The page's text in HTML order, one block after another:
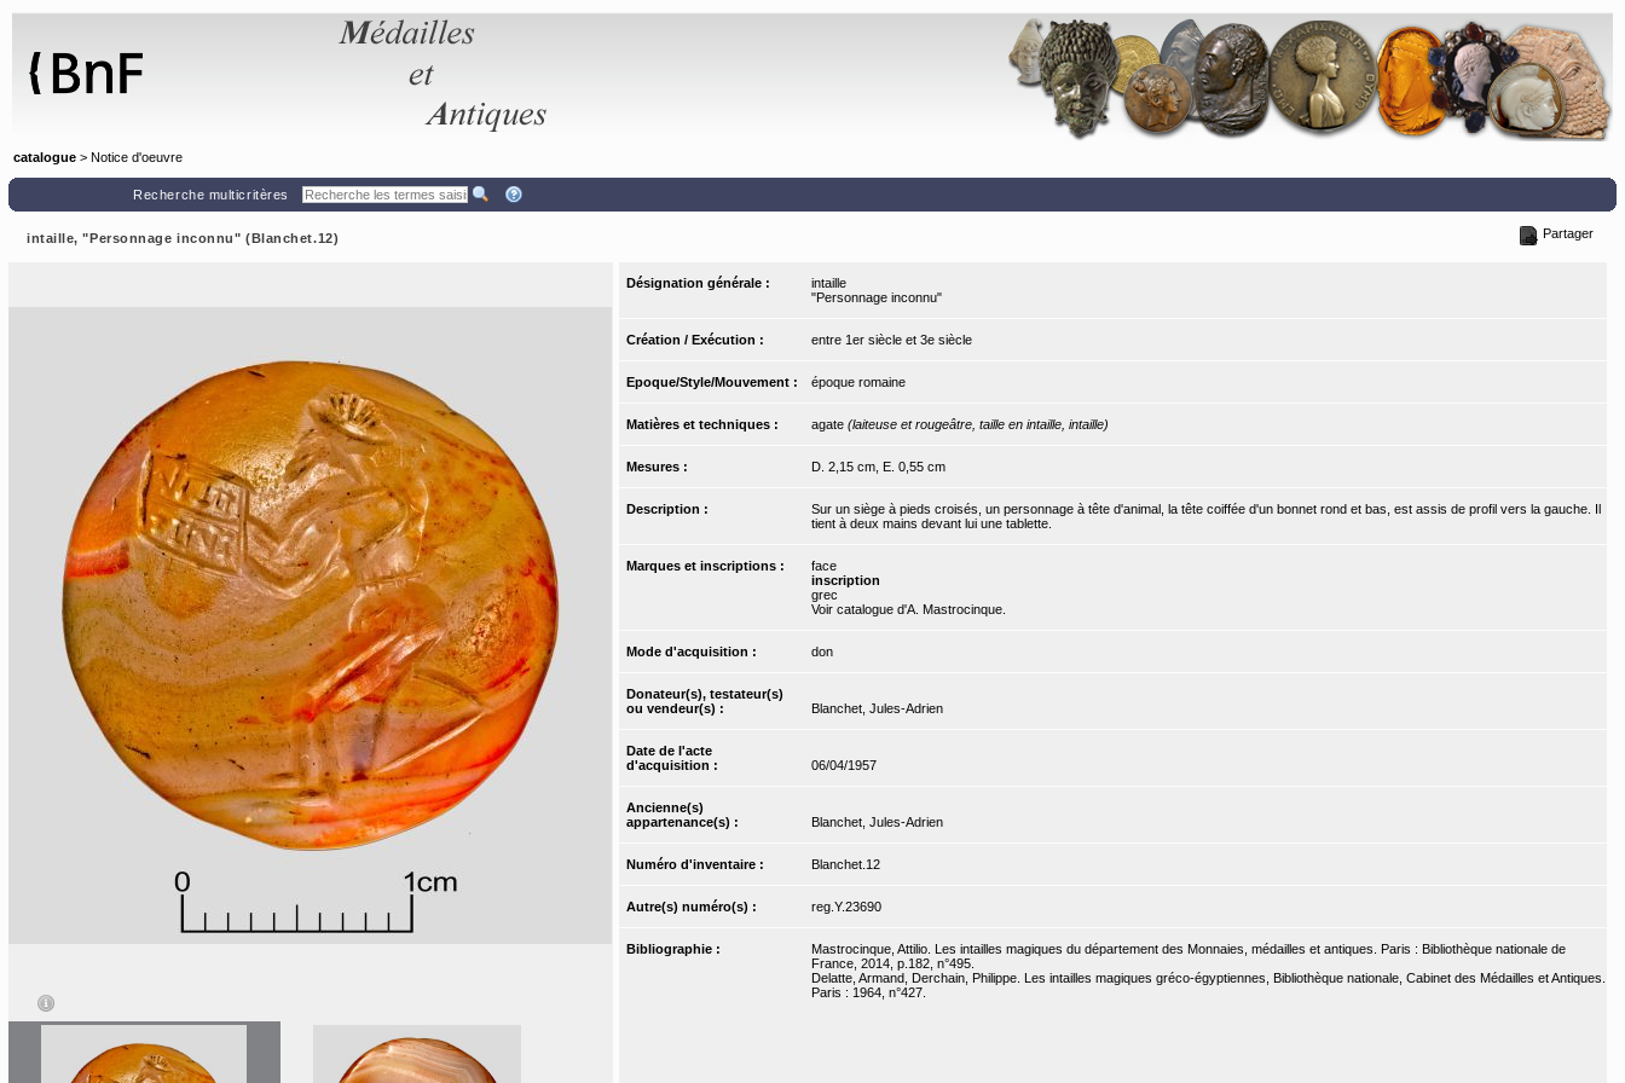
catalogue > Notice d'oeuvre
Recherche multicritères
intaille, "Personnage inconnu" (Blanchet.12) Partager
Désignation générale :
intaille
"Personnage inconnu"
Création / Exécution : entre 1er siècle et 3e siècle
Epoque/Style/Mouvement : époque romaine
Matières et techniques : agate (laiteuse et rougeâtre, taille en intaille, intaille)
Mesures : D. 2,15 cm, E. 0,55 cm
Description :
Sur un siège à pieds croisés, un personnage à tête d'animal, la tête coiffée d'un bonnet rond et bas, est assis de profil vers la gauche. Il
tient à deux mains devant lui une tablette.
Marques et inscriptions :
face
inscription
grec
Voir catalogue d'A. Mastrocinque.
Mode d'acquisition : don
Donateur(s), testateur(s)
ou vendeur(s) :
Blanchet, Jules-Adrien
Date de l'acte
d'acquisition :
06/04/1957
Ancienne(s)
appartenance(s) :
Blanchet, Jules-Adrien
Numéro d'inventaire : Blanchet.12
Autre(s) numéro(s) : reg.Y.23690
Bibliographie :
Mastrocinque, Attilio. Les intailles magiques du département des Monnaies, médailles et antiques. Paris : Bibliothèque nationale de
France, 2014, p.182, n°495.
Delatte, Armand, Derchain, Philippe. Les intailles magiques gréco-égyptiennes, Bibliothèque nationale, Cabinet des Médailles et Antiques.
Paris : 1964, n°427.